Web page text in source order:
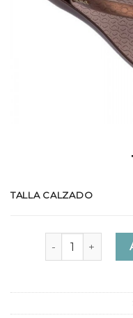
TALLA CALZADO
Chanclas